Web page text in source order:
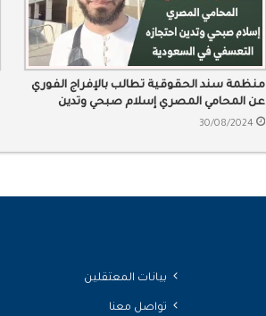
منظمة سند الحقوقية تطالب بالإفراج الفوري
عن المحامي المصري إسلام صبحي وتدين
احتجازه التعسفي في السعودية
30/08/2024
بيانات المعتقلين
تواصل معنا